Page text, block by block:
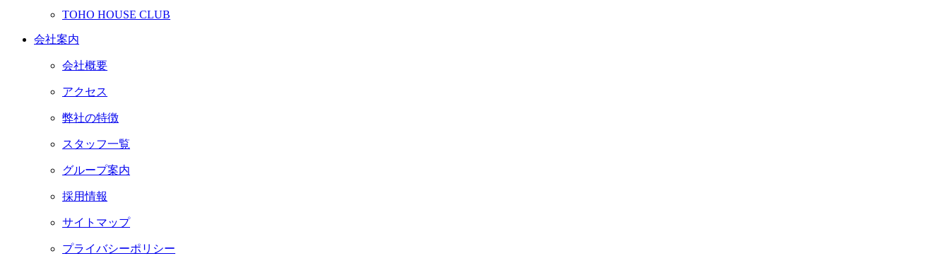
TOHO HOUSE CLUB
会社案内
会社概要
アクセス
弊社の特徴
スタッフ一覧
グループ案内
採用情報
サイトマップ
プライバシーポリシー